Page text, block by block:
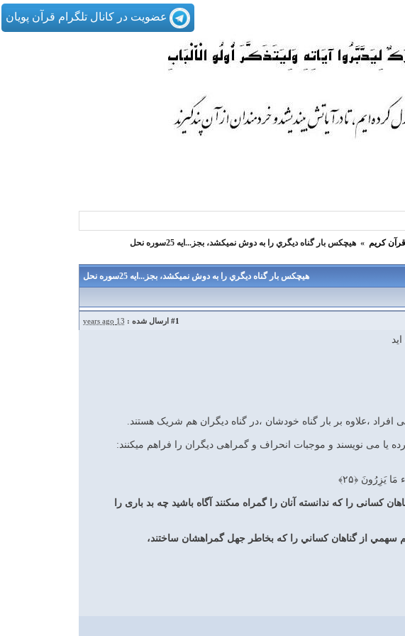
عضویت در کانال تلگرام قرآن پویان
قرآن كريم » هيچكس بار گناه ديگري را به دوش نمي‏كشد، بجز...ایه 25سوره نحل
هيچكس بار گناه ديگري را به دوش نمي‏كشد، بجز...ایه 25سوره نحل
#1 ارسال شده : 13 years ago
یا می نویسند و موجبات انحراف و گمراهی دیگران را فراهم میکنند:
يَزِرُونَ ﴿۲۵﴾
كسانى را كه ندانسته آنان را گمراه مى‏كنند آگاه باشيد چه بد بارى را
سهمي از گناهان كساني را كه بخاطر جهل گمراهشان ساختند،